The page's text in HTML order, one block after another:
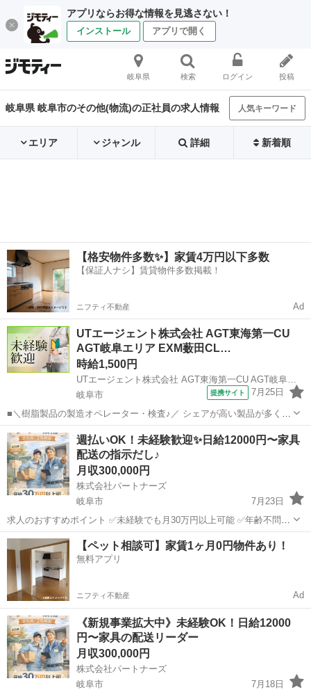
アプリならお得な情報を見逃さない！
インストール アプリで開く
岐阜県 検索 ログイン 投稿
岐阜県 岐阜市のその他(物流)の正社員の求人情報 人気キーワード
エリア ジャンル 詳細 新着順
【格安物件多数✨】家賃4万円以下多数
【保証人ナシ】賃貸物件多数掲載！
ニフティ不動産 Ad
UTエージェント株式会社 AGT東海第一CU
AGT岐阜エリア EXM薮田CL…
時給1,500円
UTエージェント株式会社 AGT東海第一CU AGT岐阜エリア EXM薮田CL 《JYZC1C》
岐阜市
提携サイト 7月25日
■＼樹脂製品の製造オペレーター・検査♪／ シェアが高い製品が多く情
勢に影響されにくく安定感抜群です！ 過重労働がないようしっかりと
管理されていて、 ワーク・ライフ・バランスを大事にしている職場で
す◎ ＜具体的には…＞ 樹脂...
岐阜 岐阜市 その他
週払いOK！未経験歓迎✨日給12000円〜家具
配送の指示だし♪
月収300,000円
株式会社パートナーズ
岐阜市
7月23日
求人のおすすめポイント ✅未経験でも月30万円以上可能 ✅年齢不問で
活躍可能 ✅シフト制で希望休の相談OK！ ◎自由なシフトで自分らし
く働ける職場です♪ ◆仕事内容 大手家具メーカーの商品を、2人1組で
個...
岐阜 岐阜市 その他 未経験
【ペット相談可】家賃1ヶ月0円物件あり！
無料アプリ
ニフティ不動産 Ad
《新規事業拡大中》未経験OK！日給12000
円〜家具の配送リーダー
月収300,000円
株式会社パートナーズ
岐阜市
7月18日